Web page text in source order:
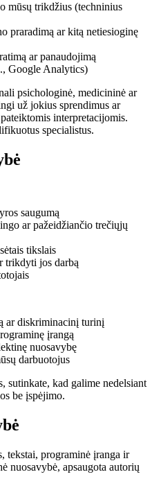
mūsų trikdžius (techninius
praradimą ar kitą netiesioginę
ar panaudojimą
Google Analytics)
psichologinė, medicininė ar
už jokius sprendimus ar
interpretacijomis.
specialistus.
saugumą
ar pažeidžiančio trečiųjų
tikslais
trikdyti jos darbą
ar diskriminacinį turinį
įrangą
nuosavybę
darbuotojus
sutinkate, kad galime nedelsiant
be įspėjimo.
tekstai, programinė įranga ir
nuosavybė, apsaugota autorių